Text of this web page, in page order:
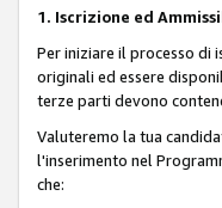
1. Iscrizione ed
Per iniziare il processo di
originali ed essere
terze parti devono
Valuteremo la tua
l'inserimento nel
che: